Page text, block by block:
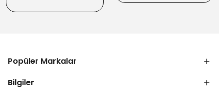
Popüler Markalar
Bilgiler